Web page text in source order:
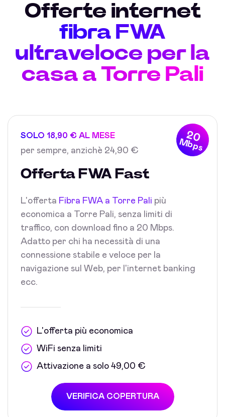
Offerte internet
fibra FWA
ultraveloce per la
casa a Torre Pali
20
Mbps
SOLO 18,90 € AL MESE
per sempre, anzichè 24,90 €
Offerta FWA Fast
L'offerta Fibra FWA a Torre Pali più
economica a Torre Pali, senza limiti di
traffico, con download fino a 20 Mbps.
Adatto per chi ha necessità di una
connessione stabile e veloce per la
navigazione sul Web, per l'internet banking
ecc.
L'offerta più economica
WiFi senza limiti
Attivazione a solo 49,00 €
VERIFICA COPERTURA